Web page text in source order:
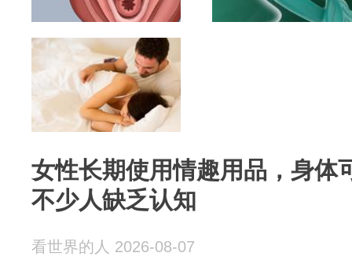
女性长期使用情趣用品，身体
不少人缺乏认知
看世界的人 2026-08-07